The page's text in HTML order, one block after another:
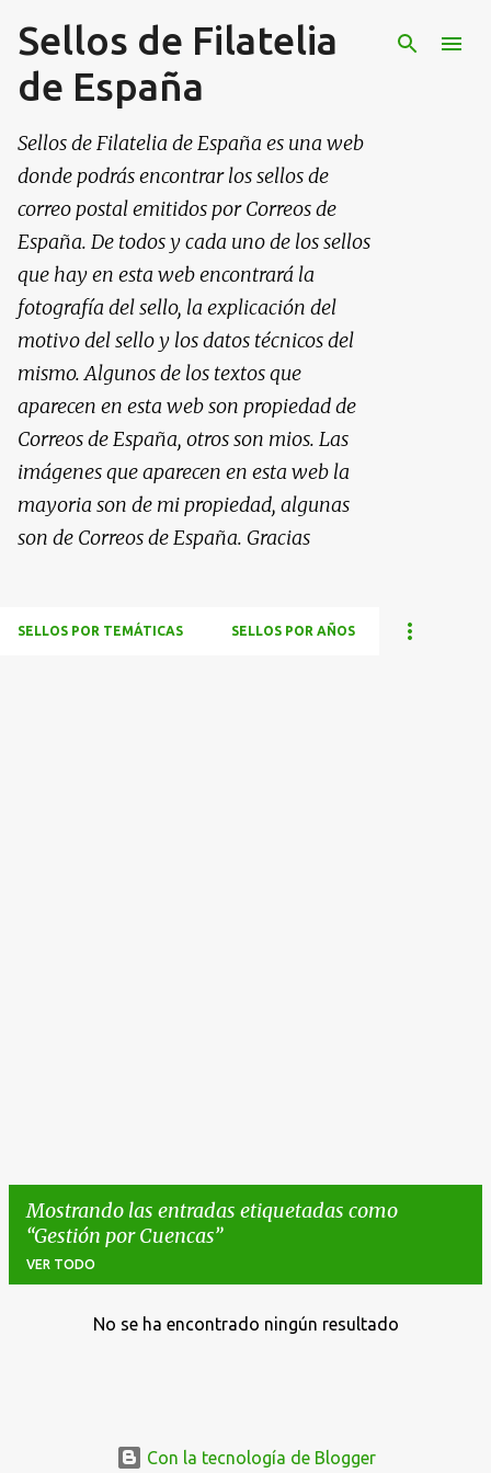
Ir al contenido principal
Sellos de Filatelia
de España
Sellos de Filatelia de España es una web
donde podrás encontrar los sellos de
correo postal emitidos por Correos de
España. De todos y cada uno de los sellos
que hay en esta web encontrará la
fotografía del sello, la explicación del
motivo del sello y los datos técnicos del
mismo. Algunos de los textos que
aparecen en esta web son propiedad de
Correos de España, otros son mios. Las
imágenes que aparecen en esta web la
mayoria son de mi propiedad, algunas
son de Correos de España. Gracias
SELLOS POR TEMÁTICAS SELLOS POR AÑOS
Mostrando las entradas etiquetadas como
Gestión por Cuencas
VER TODO
No se ha encontrado ningún resultado
Con la tecnología de Blogger